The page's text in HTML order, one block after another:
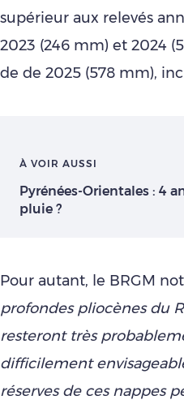
supérieur aux relevés
2023 (246 mm) et 2024
de de 2025 (578 mm),
À VOIR AUSSI
Pyrénées-Orientales : 4
pluie ?
Pour autant, le BRGM
profondes pliocènes du
resteront très
difficilement
réserves de ces nappes